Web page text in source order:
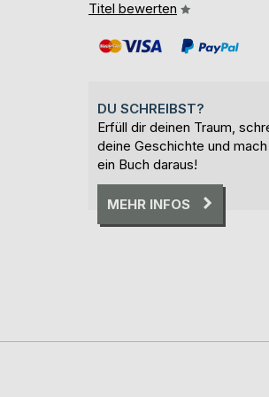
Titel bewerten
DU SCHREIBST?
Erfüll dir deinen Traum,
deine Geschichte und
ein Buch daraus!
MEHR INFOS